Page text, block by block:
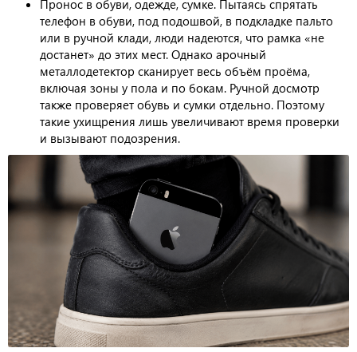
Пронос в обуви, одежде, сумке. Пытаясь спрятать
телефон в обуви, под подошвой, в подкладке пальто
или в ручной клади, люди надеются, что рамка «не
достанет» до этих мест. Однако арочный
металлодетектор сканирует весь объём проёма,
включая зоны у пола и по бокам. Ручной досмотр
также проверяет обувь и сумки отдельно. Поэтому
такие ухищрения лишь увеличивают время проверки
и вызывают подозрения.